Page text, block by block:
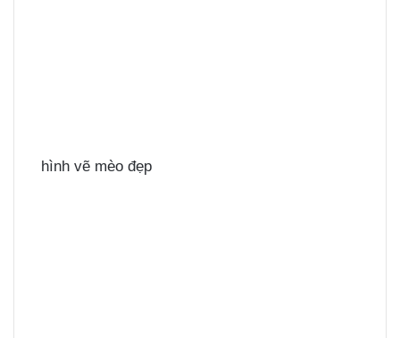
hình vẽ mèo đẹp